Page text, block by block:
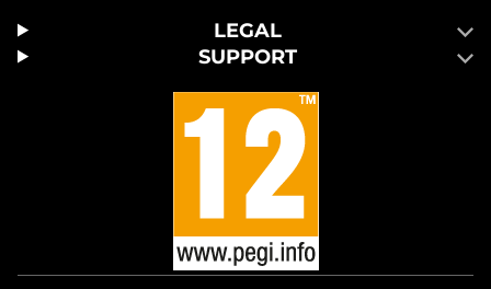
LEGAL
SUPPORT